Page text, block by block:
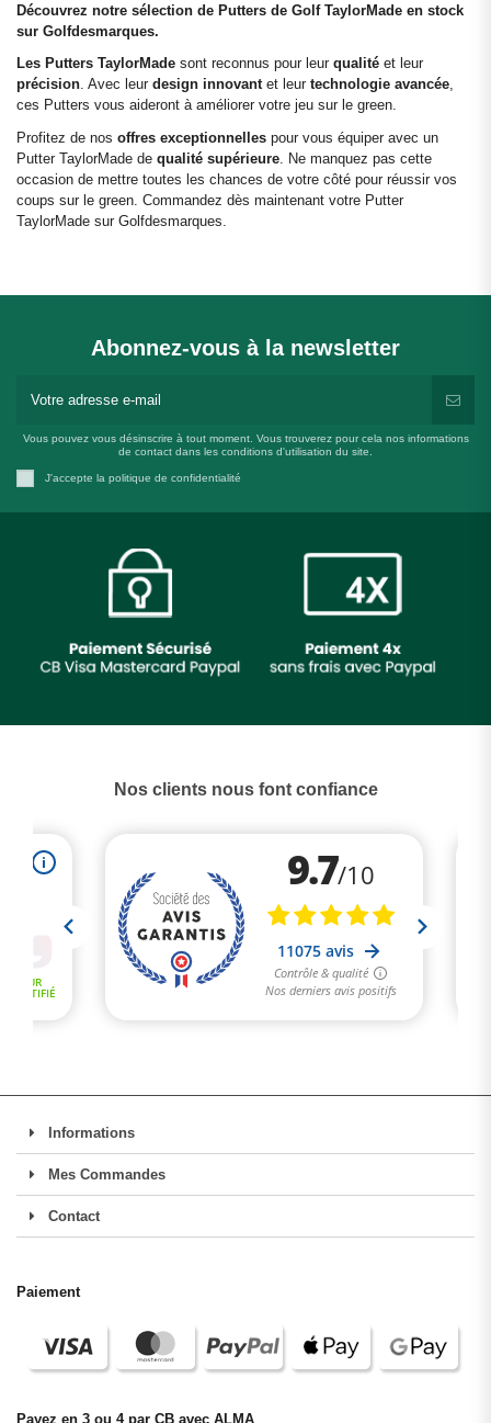
Découvrez notre sélection de Putters de Golf TaylorMade en stock
sur Golfdesmarques.
Les Putters TaylorMade sont reconnus pour leur qualité et leur
précision. Avec leur design innovantet leur technologie avancée,
ces Putters vous aideront à améliorer votre jeu sur le green.
Profitez de nos offres exceptionnelles pour vous équiper avec un
Putter TaylorMade de qualité supérieure . Ne manquez pas cette
occasion de mettre toutes les chances de votre côté pour réussir vos
coups sur le green. Commandez dès maintenant votre Putter
TaylorMade sur Golfdesmarques.
Abonnez-vous à la newsletter
Vous pouvez vous désinscrire à tout moment. Vous trouverez pour cela nos informations
de contact dans les conditions d'utilisation du site.
J'accepte la politique de confidentialité
Nos clients nous font confiance
Informations
Mes Commandes
Contact
Paiement
Payez en 3 ou 4 par CB avec ALMA